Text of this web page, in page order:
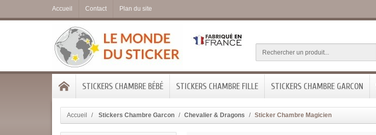
Accueil Contact Plan du site
STICKERS CHAMBRE BÉBÉ STICKERS CHAMBRE FILLE STICKERS CHAMBRE GARCON
Accueil Stickers Chambre Garcon Chevalier & Dragons Sticker Chambre Magicien